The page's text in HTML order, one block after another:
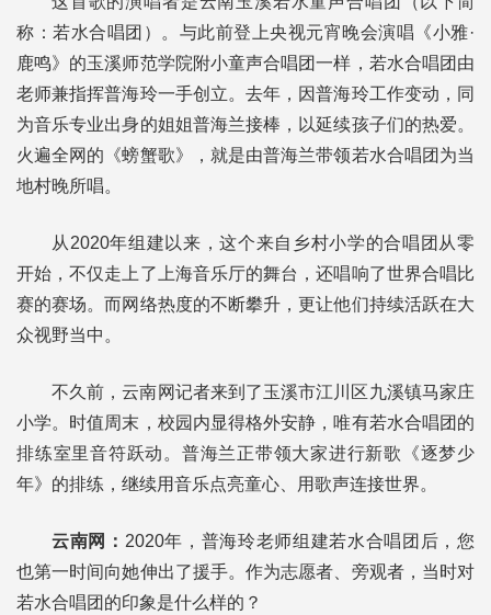
称：若水合唱团）。与此前登上央视元宵晚会演唱《小雅·
鹿鸣》的玉溪师范学院附小童声合唱团一样，若水合唱团由
老师兼指挥普海玲一手创立。去年，因普海玲工作变动，同
为音乐专业出身的姐姐普海兰接棒，以延续孩子们的热爱。
火遍全网的《螃蟹歌》，就是由普海兰带领若水合唱团为当
地村晚所唱。
从2020年组建以来，这个来自乡村小学的合唱团从零
开始，不仅走上了上海音乐厅的舞台，还唱响了世界合唱比
赛的赛场。而网络热度的不断攀升，更让他们持续活跃在大
众视野当中。
不久前，云南网记者来到了玉溪市江川区九溪镇马家庄
小学。时值周末，校园内显得格外安静，唯有若水合唱团的
排练室里音符跃动。普海兰正带领大家进行新歌《逐梦少
年》的排练，继续用音乐点亮童心、用歌声连接世界。
云南网： 2020年，普海玲老师组建若水合唱团后，您
也第一时间向她伸出了援手。作为志愿者、旁观者，当时对
若水合唱团的印象是什么样的？